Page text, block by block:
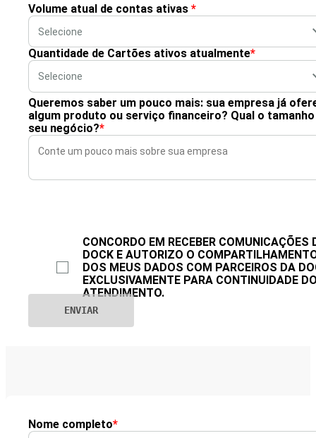
Volume atual de contas ativas *
Quantidade de Cartões ativos atualmente*
Queremos saber um pouco mais: sua empresa já
algum produto ou serviço financeiro? Qual o
seu negócio?*
CONCORDO EM RECEBER COMUNICAÇÕES
DOCK E AUTORIZO O
DOS MEUS DADOS COM PARCEIROS DA
EXCLUSIVAMENTE PARA CONTINUIDADE
ATENDIMENTO.
Nome completo*